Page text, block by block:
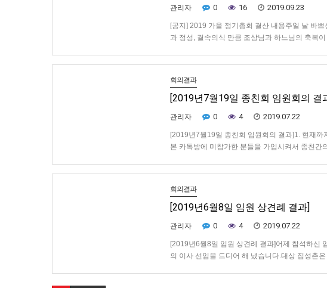
관리자 0 16 2019.09.23
[공지] 2019 가을 정기총회 결산 내용주일 날 바
과 정성, 결속의식 만큼 조상님과 하느님의 축복
회의결과
[2019년7월19일 종친회 임원회의 결
관리자 0 4 2019.07.22
[2019년7월19일 종친회 임원회의 결과]1. 현재
본 카톡방에 미참가한 분들을 가입시켜서 종친간
회의결과
[2019년6월8일 임원 상견례 결과]
관리자 0 4 2019.07.22
[2019년6월8일 임원 상견례 결과]어제 참석하신
의 이사 선임을 드디어 해 냈습니다.대상 집성촌